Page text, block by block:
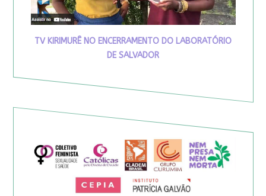
TV KIRIMURÊ NO ENCERRAMENTO DO LABORATÓRIO
DE SALVADOR